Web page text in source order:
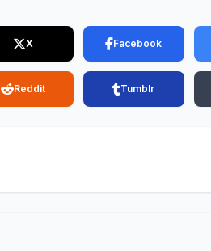
X Facebook
Reddit Tumblr